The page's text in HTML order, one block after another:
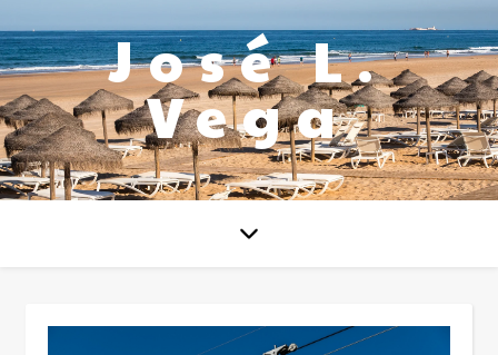
José L.
Vega